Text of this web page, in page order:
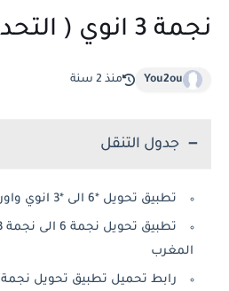
نجمة 3 انوي ( التحديث الجديد )
You2ou منذ 2 سنة
جدول التنقل
تطبيق تحويل *6 الى *3 انوي واورنج واتصالات المغرب
المغرب
رابط تحميل تطبيق تحويل نجمة 6 الى نجمة 3